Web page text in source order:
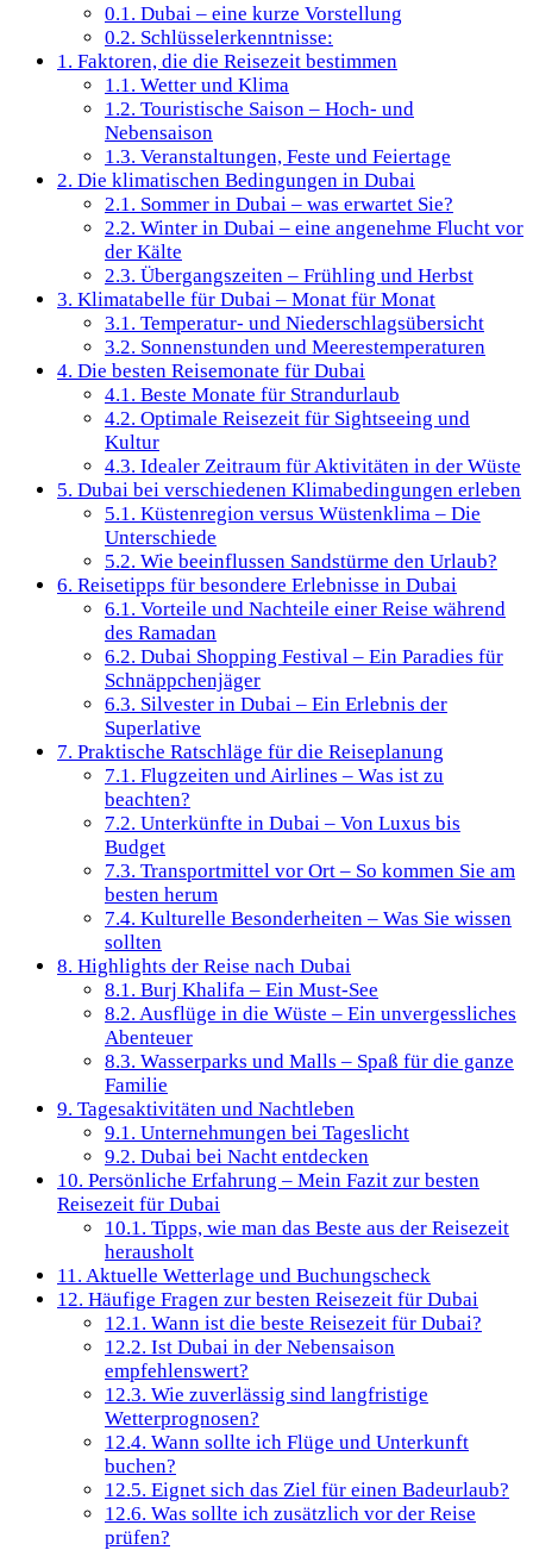
0.1. Dubai – eine kurze Vorstellung
0.2. Schlüsselerkenntnisse:
1. Faktoren, die die Reisezeit bestimmen
1.1. Wetter und Klima
1.2. Touristische Saison – Hoch- und
Nebensaison
1.3. Veranstaltungen, Feste und Feiertage
2. Die klimatischen Bedingungen in Dubai
2.1. Sommer in Dubai – was erwartet Sie?
2.2. Winter in Dubai – eine angenehme Flucht vor
der Kälte
2.3. Übergangszeiten – Frühling und Herbst
3. Klimatabelle für Dubai – Monat für Monat
3.1. Temperatur- und Niederschlagsübersicht
3.2. Sonnenstunden und Meerestemperaturen
4. Die besten Reisemonate für Dubai
4.1. Beste Monate für Strandurlaub
4.2. Optimale Reisezeit für Sightseeing und
Kultur
4.3. Idealer Zeitraum für Aktivitäten in der Wüste
5. Dubai bei verschiedenen Klimabedingungen erleben
5.1. Küstenregion versus Wüstenklima – Die
Unterschiede
5.2. Wie beeinflussen Sandstürme den Urlaub?
6. Reisetipps für besondere Erlebnisse in Dubai
6.1. Vorteile und Nachteile einer Reise während
des Ramadan
6.2. Dubai Shopping Festival – Ein Paradies für
Schnäppchenjäger
6.3. Silvester in Dubai – Ein Erlebnis der
Superlative
7. Praktische Ratschläge für die Reiseplanung
7.1. Flugzeiten und Airlines – Was ist zu
beachten?
7.2. Unterkünfte in Dubai – Von Luxus bis
Budget
7.3. Transportmittel vor Ort – So kommen Sie am
besten herum
7.4. Kulturelle Besonderheiten – Was Sie wissen
sollten
8. Highlights der Reise nach Dubai
8.1. Burj Khalifa – Ein Must-See
8.2. Ausflüge in die Wüste – Ein unvergessliches
Abenteuer
8.3. Wasserparks und Malls – Spaß für die ganze
Familie
9. Tagesaktivitäten und Nachtleben
9.1. Unternehmungen bei Tageslicht
9.2. Dubai bei Nacht entdecken
10. Persönliche Erfahrung – Mein Fazit zur besten
Reisezeit für Dubai
10.1. Tipps, wie man das Beste aus der Reisezeit
herausholt
11. Aktuelle Wetterlage und Buchungscheck
12. Häufige Fragen zur besten Reisezeit für Dubai
12.1. Wann ist die beste Reisezeit für Dubai?
12.2. Ist Dubai in der Nebensaison
empfehlenswert?
12.3. Wie zuverlässig sind langfristige
Wetterprognosen?
12.4. Wann sollte ich Flüge und Unterkunft
buchen?
12.5. Eignet sich das Ziel für einen Badeurlaub?
12.6. Was sollte ich zusätzlich vor der Reise
prüfen?